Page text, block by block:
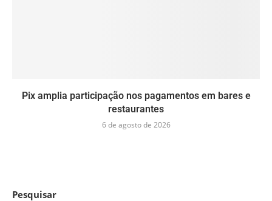
Pix amplia participação nos pagamentos em bares e
restaurantes
6 de agosto de 2026
Pesquisar